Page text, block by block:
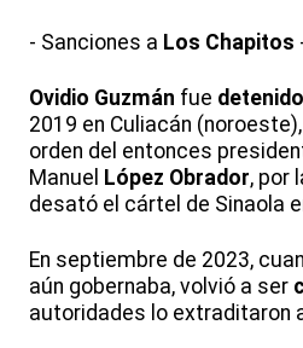
- Sanciones a Los Chapitos
Ovidio Guzmán fue detenido
2019 en Culiacán
orden del entonces
Manuel López Obrador, por
desató el cártel de Sinaola
En septiembre de 2023,
aún gobernaba, volvió a ser
autoridades lo extraditaron